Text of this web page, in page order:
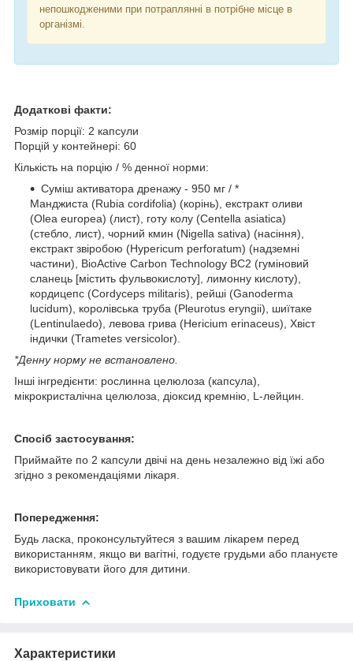
непошкодженими при потраплянні в потрібне місце в
організмі.
Додаткові факти:
Розмір порції: 2 капсули
Порцій у контейнері: 60
Кількість на порцію / % денної норми:
Суміш активатора дренажу - 950 мг / *
Манджиста (Rubia cordifolia) (корінь), екстракт оливи
(Olea europea) (лист), готу колу (Centella asiatica)
(стебло, лист), чорний кмин (Nigella sativa) (насіння),
екстракт звіробою (Hypericum perforatum) (надземні
частини), BioActive Carbon Technology BC2 (гуміновий
сланець [містить фульвокислоту], лимонну кислоту),
кордицепс (Cordyceps militaris), рейші (Ganoderma
lucidum), королівська труба (Pleurotus eryngii), шиїтаке
(Lentinulaedo), левова грива (Hericium erinaceus), Хвіст
індички (Trametes versicolor).
*Денну норму не встановлено.
Інші інгредієнти: рослинна целюлоза (капсула),
мікрокристалічна целюлоза, діоксид кремнію, L-лейцин.
Спосіб застосування:
Приймайте по 2 капсули двічі на день незалежно від їжі або
згідно з рекомендаціями лікаря.
Попередження:
Будь ласка, проконсультуйтеся з вашим лікарем перед
використанням, якщо ви вагітні, годуєте грудьми або плануєте
використовувати його для дитини.
Приховати
Характеристики